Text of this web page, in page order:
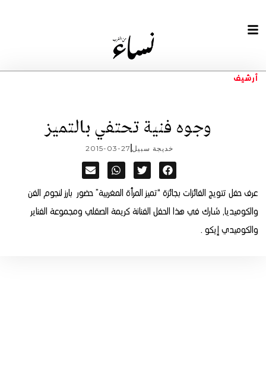
أرشيف
وجوه فنية تحتفي بالتميز
خديجة سبيل 2015-03-27
عرف حفل تتويج الفائزات بجائزة “تميز المرأة المغربية” حضور بارز لنجوم الفن
والكوميديا, شارك في هذا الحفل الفنانة كريمة الصقلي ومجموعة الفناير
والكوميدي إيكو .